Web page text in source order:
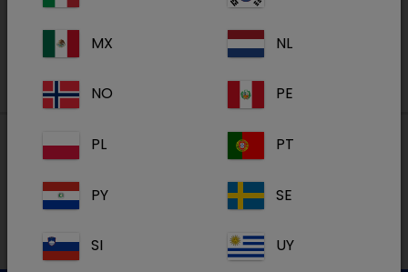
Lokale adressen in België
MX NL
NO PE
PL PT
PY SE
SI UY